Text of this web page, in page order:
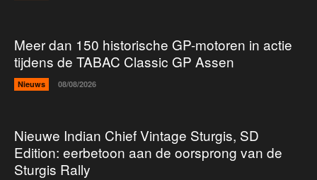
Meer dan 150 historische GP-motoren in actie
tijdens de TABAC Classic GP Assen
Nieuws 08/08/2026
Nieuwe Indian Chief Vintage Sturgis, SD
Edition: eerbetoon aan de oorsprong van de
Sturgis Rally